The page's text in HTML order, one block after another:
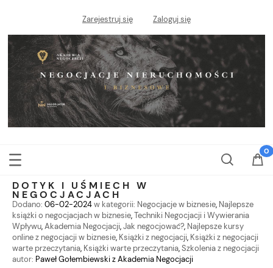
Zarejestruj się Zaloguj się
DOTYK I UŚMIECH W
NEGOCJACJACH
Dodano: 06-02-2024w kategorii: Negocjacje w biznesie, Najlepsze
książki o negocjacjach w biznesie,Techniki Negocjacji i Wywierania
Wpływu,Akademia Negocjacji,Jak negocjować?, Najlepsze kursy
online z negocjacji w biznesie, Książki z negocjacji, Książki z negocjacji
warte przeczytania, Książki warte przeczytania,Szkolenia z negocjacji
autor: Paweł Gołembiewski z Akademia Negocjacji